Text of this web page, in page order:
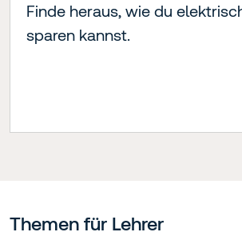
Finde heraus, wie du
sparen kannst.
Themen für Lehrer